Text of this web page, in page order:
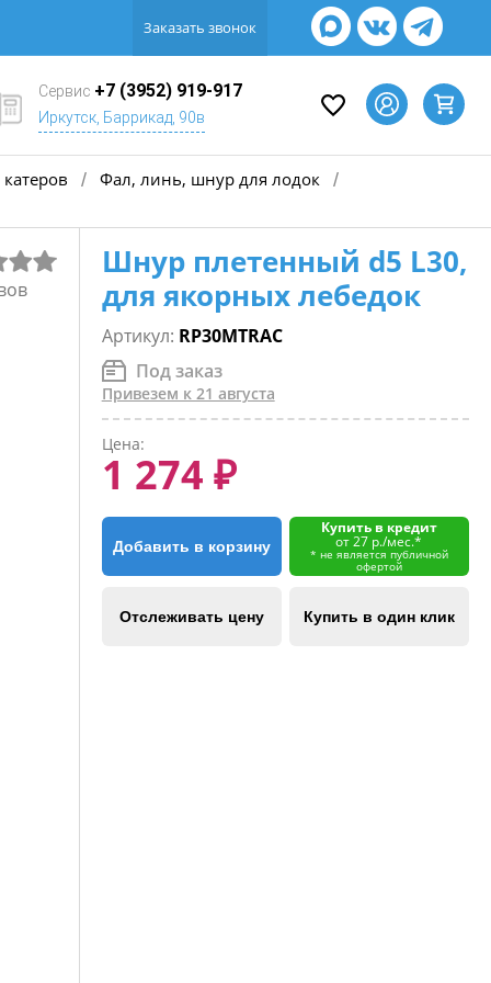
Заказать звонок
Сервис +7 (3952) 919-917
Иркутск, Баррикад, 90в
/ Фал, линь, шнур для лодок /
Шнур плетенный d5 L30,
для якорных лебедок
Артикул: RP30MTRAC
Под заказ
Привезем к 21 августа
Цена:
1 274 ₽
Добавить в корзину
Купить в кредит
от 27 р./мес.*
* не является публичной
офертой
Отслеживать цену Купить в один клик